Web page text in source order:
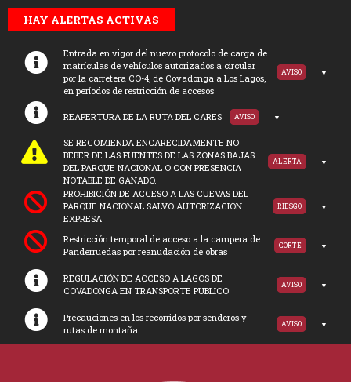
HAY ALERTAS ACTIVAS
Entrada en vigor del nuevo protocolo de carga de
matrículas de vehículos autorizados a circular
por la carretera CO-4, de Covadonga a Los Lagos,
en períodos de restricción de accesos
AVISO
REAPERTURA DE LA RUTA DEL CARES AVISO
SE RECOMIENDA ENCARECIDAMENTE NO
BEBER DE LAS FUENTES DE LAS ZONAS BAJAS
DEL PARQUE NACIONAL O CON PRESENCIA
NOTABLE DE GANADO.
ALERTA
PROHIBICIÓN DE ACCESO A LAS CUEVAS DEL
PARQUE NACIONAL SALVO AUTORIZACIÓN
EXPRESA
RIESGO
Restricción temporal de acceso a la campera de
Panderruedas por reanudación de obras
CORTE
REGULACIÓN DE ACCESO A LAGOS DE
COVADONGA EN TRANSPORTE PUBLICO
AVISO
Precauciones en los recorridos por senderos y
rutas de montaña
AVISO